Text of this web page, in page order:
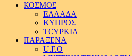
ΚΟΣΜΟΣ
ΕΛΛΑΔΑ
ΚΥΠΡΟΣ
ΤΟΥΡΚΙΑ
ΠΑΡΑΞΕΝΑ
U.F.O